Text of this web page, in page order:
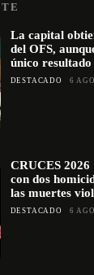
La capital
del OFS,
único
DESTACADO 6
CRUCES
con dos
las muertes
DESTACADO 6